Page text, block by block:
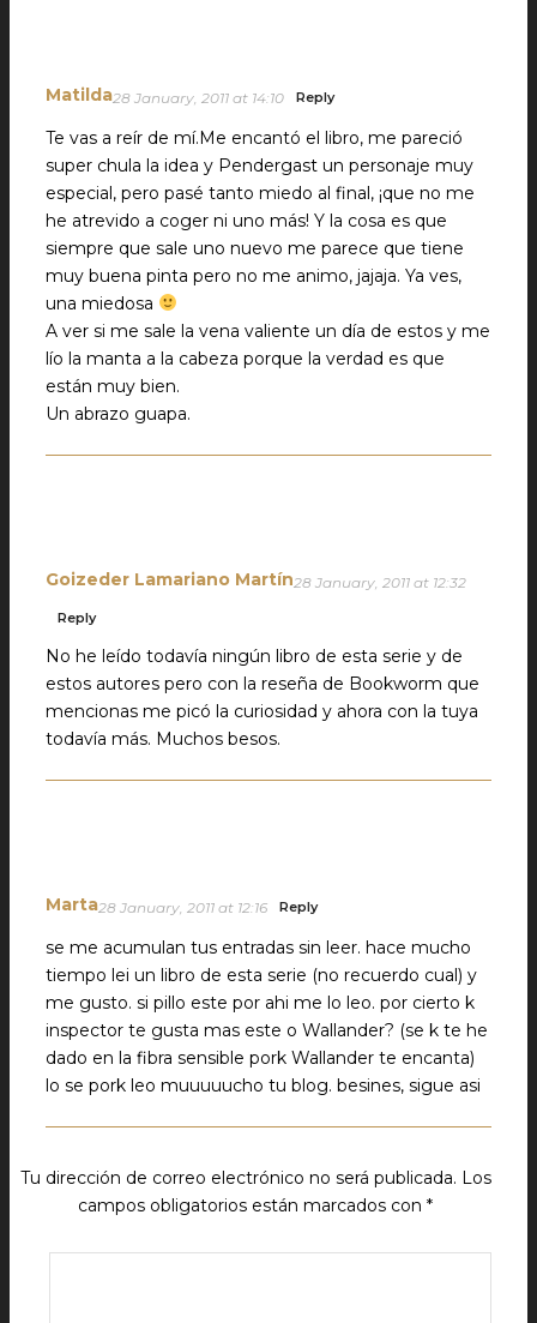
Matilda28 January, 2011 at 14:10 Reply
Te vas a reír de mí.Me encantó el libro, me pareció
super chula la idea y Pendergast un personaje muy
especial, pero pasé tanto miedo al final, ¡que no me
he atrevido a coger ni uno más! Y la cosa es que
siempre que sale uno nuevo me parece que tiene
muy buena pinta pero no me animo, jajaja. Ya ves,
una miedosa
A ver si me sale la vena valiente un día de estos y me
lío la manta a la cabeza porque la verdad es que
están muy bien.
Un abrazo guapa.
Goizeder Lamariano Martín28 January, 2011 at 12:32
Reply
No he leído todavía ningún libro de esta serie y de
estos autores pero con la reseña de Bookworm que
mencionas me picó la curiosidad y ahora con la tuya
todavía más. Muchos besos.
Marta28 January, 2011 at 12:16 Reply
se me acumulan tus entradas sin leer. hace mucho
tiempo lei un libro de esta serie (no recuerdo cual) y
me gusto. si pillo este por ahi me lo leo. por cierto k
inspector te gusta mas este o Wallander? (se k te he
dado en la fibra sensible pork Wallander te encanta)
lo se pork leo muuuuucho tu blog. besines, sigue asi
Tu dirección de correo electrónico no será publicada. Los
campos obligatorios están marcados con*